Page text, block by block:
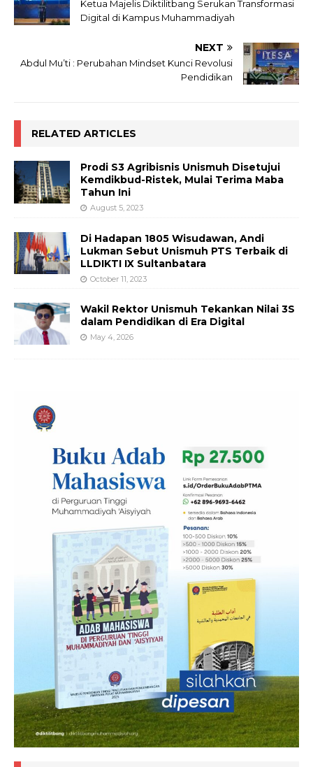
Ketua Majelis Diktilitbang Serukan Transformasi
Digital di Kampus Muhammadiyah
NEXT
Abdul Mu’ti : Perubahan Mindset Kunci Revolusi
Pendidikan
RELATED ARTICLES
Prodi S3 Agribisnis Unismuh Disetujui
Kemdikbud-Ristek, Mulai Terima Maba
Tahun Ini
August 5, 2023
Di Hadapan 1805 Wisudawan, Andi
Lukman Sebut Unismuh PTS Terbaik di
LLDIKTI IX Sultanbatara
October 11, 2023
Wakil Rektor Unismuh Tekankan Nilai 3S
dalam Pendidikan di Era Digital
May 4, 2026